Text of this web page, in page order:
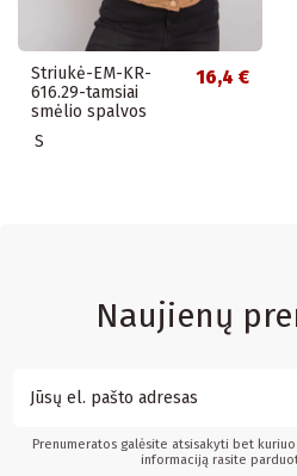
Striukė-EM-KR-
616.29-tamsiai
smėlio spalvos
16,4 €
S
Naujienų
Prenumeratos galėsite atsisakyti bet
informaciją rasite